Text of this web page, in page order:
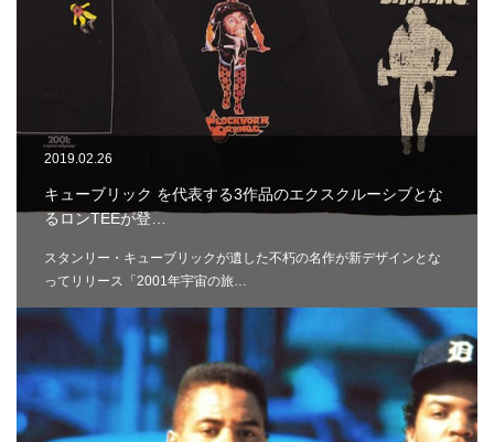
2019.02.26
キューブリック を代表する3作品のエクスクルーシブとな
るロンTEEが登…
スタンリー・キューブリックが遺した不朽の名作が新デザインとな
ってリリース「2001年宇宙の旅…